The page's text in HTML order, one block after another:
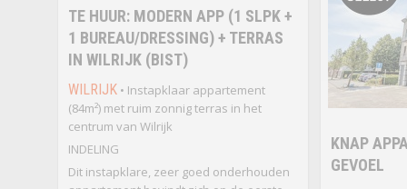
TE HUUR: MODERN APP (1 SLPK +
1 BUREAU/DRESSING) + TERRAS
IN WILRIJK (BIST)
WILRIJK• Instapklaar appartement
(84m²) met ruim zonnig terras in het
centrum van Wilrijk
INDELING
Dit instapklare, zeer goed onderhouden
KNAP
GEVOEL